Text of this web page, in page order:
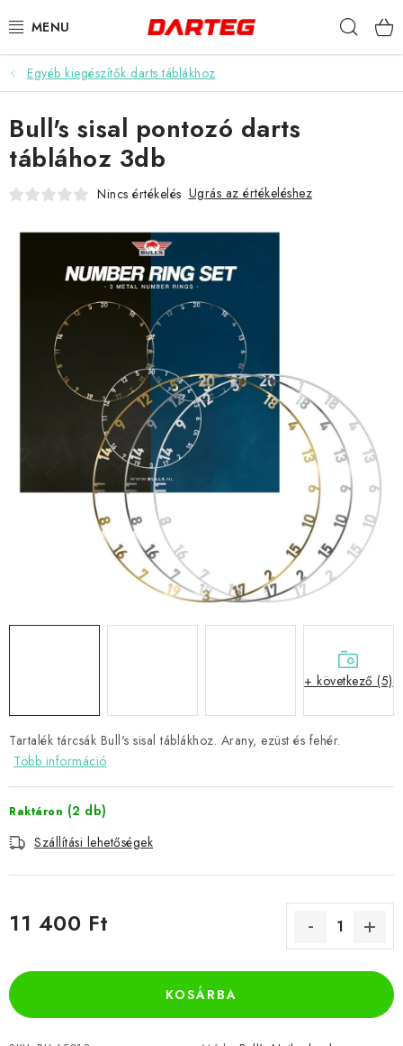
tartalomhoz
DARTS
DARTS TÁBLÁK
TARTOZÉKOK A TÁBLÁKHOZ
HEGYEK
TOKOK
KIEGÉSZÍTŐK
JÁTÉKOSOK
Egyéb kiegészítők darts táblákhoz
Tartalék tárcsák Bull's sisal táblákhoz. Arany, ezüst és fehér.
Több információ
Raktáron (2 db)
Szállítási lehetőségek
11 400 Ft
KOSÁRBA
Bull's sisal pontozó darts
táblához 3db
Nincs értékelés Ugrás az értékeléshez
+ következő (5)